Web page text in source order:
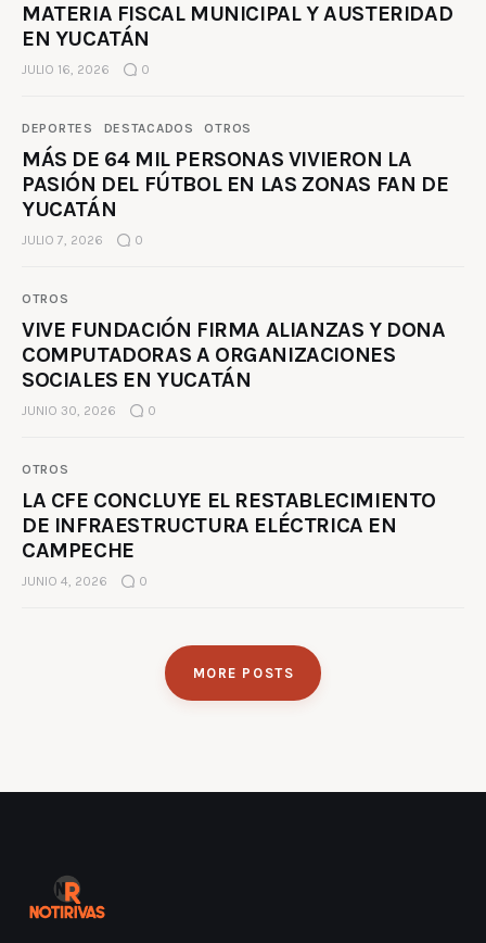
MATERIA FISCAL MUNICIPAL Y AUSTERIDAD
EN YUCATÁN
JULIO 16, 2026 0
DEPORTES DESTACADOS OTROS
MÁS DE 64 MIL PERSONAS VIVIERON LA
PASIÓN DEL FÚTBOL EN LAS ZONAS FAN DE
YUCATÁN
JULIO 7, 2026 0
OTROS
VIVE FUNDACIÓN FIRMA ALIANZAS Y DONA
COMPUTADORAS A ORGANIZACIONES
SOCIALES EN YUCATÁN
JUNIO 30, 2026 0
OTROS
LA CFE CONCLUYE EL RESTABLECIMIENTO
DE INFRAESTRUCTURA ELÉCTRICA EN
CAMPECHE
JUNIO 4, 2026 0
MORE POSTS